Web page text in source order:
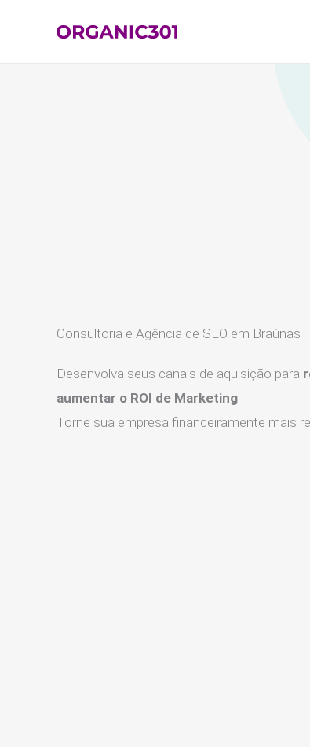
Consultoria e Agência de SEO em Braúnas
Desenvolva seus canais de aquisição para
aumentar o ROI de Marketing.
Torne sua empresa financeiramente mais